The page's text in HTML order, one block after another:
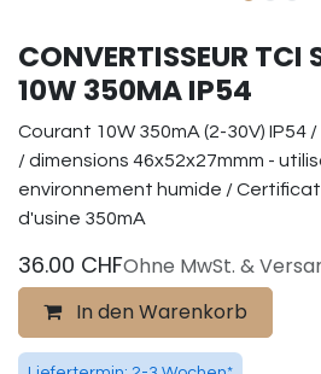
CONVERTISSEUR TCI
10W 350MA IP54
Courant 10W 350mA (2-30V) IP54
/ dimensions 46x52x27mmm -
environnement humide / Certificat
d'usine 350mA
36.00 CHFOhne MwSt. &
In den Warenkorb